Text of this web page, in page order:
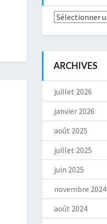
Catégories
ARCHIVES
juillet 2026
janvier 2026
août 2025
juillet 2025
juin 2025
novembre 2024
août 2024